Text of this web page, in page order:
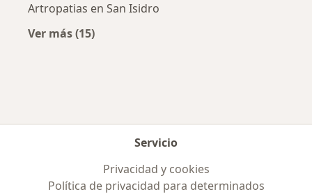
Artropatias en San Isidro
Ver más (15)
Servicio
Privacidad y cookies
Política de privacidad para determinados